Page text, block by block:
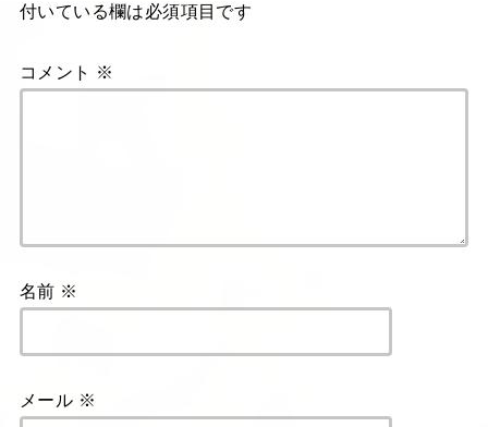
付いている欄は必須項目です
コメント ※
名前 ※
メール ※